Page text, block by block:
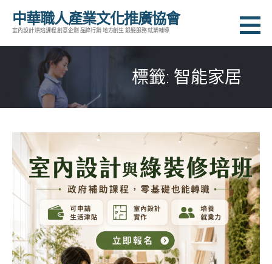
中華職人產業文化推廣協會
室內設計 烘焙課程 創意企劃 品牌行銷 地方創生 銀髮服務 就業輔導
標籤: 智能家居